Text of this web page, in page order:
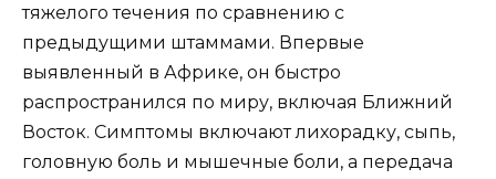
тяжелого течения по сравнению с
предыдущими штаммами. Впервые
выявленный в Африке, он быстро
распространился по миру, включая Ближний
Восток. Симптомы включают лихорадку, сыпь,
головную боль и мышечные боли, а передача